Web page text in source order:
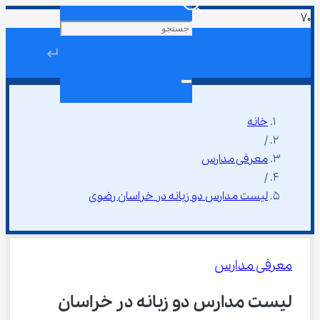
↵
خانه
/
معرفی مدارس
/
لیست مدارس دو زبانه در خراسان رضوی
معرفی مدارس
لیست مدارس دو زبانه در خراسان